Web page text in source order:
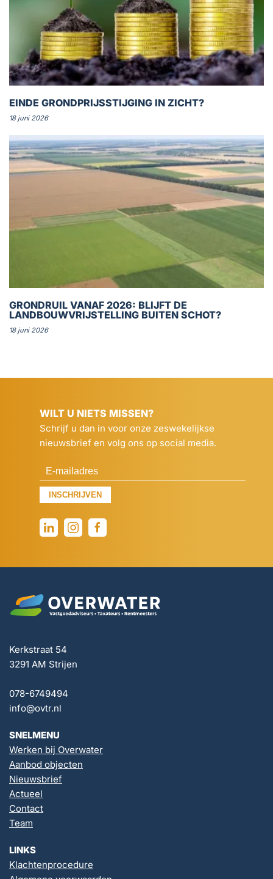
EINDE GRONDPRIJSSTIJGING IN ZICHT?
18 juni 2026
GRONDRUIL VANAF 2026: BLIJFT DE
LANDBOUWVRIJSTELLING BUITEN SCHOT?
18 juni 2026
WILT U NIETS MISSEN?
Schrijf u dan in voor onze zeswekelijkse
nieuwsbrief en volg ons op social media.
INSCHRIJVEN
Kerkstraat 54
3291 AM Strijen
078-6749494
info@ovtr.nl
SNELMENU
Werken bij Overwater
Aanbod objecten
Nieuwsbrief
Actueel
Contact
Team
LINKS
Klachtenprocedure